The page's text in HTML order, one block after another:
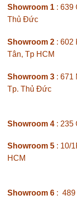
Showroom 1 : 639
Thủ Đức
Showroom 2 : 602
Tân, Tp HCM
Showroom 3 : 671
Tp. Thủ Đức
Showroom 4 : 235
Showroom 5 : 10/
HCM
Showroom 6 : 489